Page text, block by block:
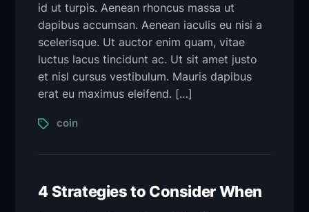
id ut turpis. Aenean rhoncus massa ut
dapibus accumsan. Aenean iaculis eu nisi a
scelerisque. Ut auctor enim quam, vitae
luctus lacus tincidunt ac. Ut sit amet justo
et nisl cursus vestibulum. Mauris dapibus
erat eu maximus eleifend. […]
coin
4 Strategies to Consider When